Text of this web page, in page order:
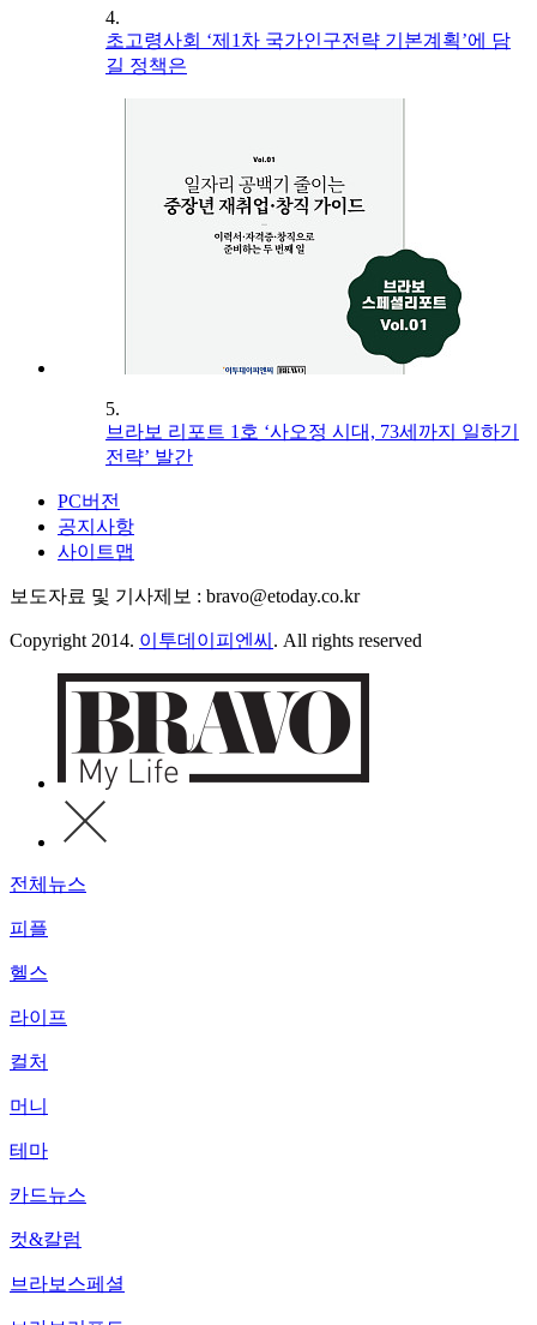
4.
초고령사회 ‘제1차 국가인구전략 기본계획’에 담
길 정책은
5.
브라보 리포트 1호 ‘사오정 시대, 73세까지 일하기
전략’ 발간
PC버전
공지사항
사이트맵
보도자료 및 기사제보 : bravo@etoday.co.kr
Copyright 2014. 이투데이피엔씨 . All rights reserved
전체뉴스
피플
헬스
라이프
컬처
머니
테마
카드뉴스
컷&칼럼
브라보스페셜